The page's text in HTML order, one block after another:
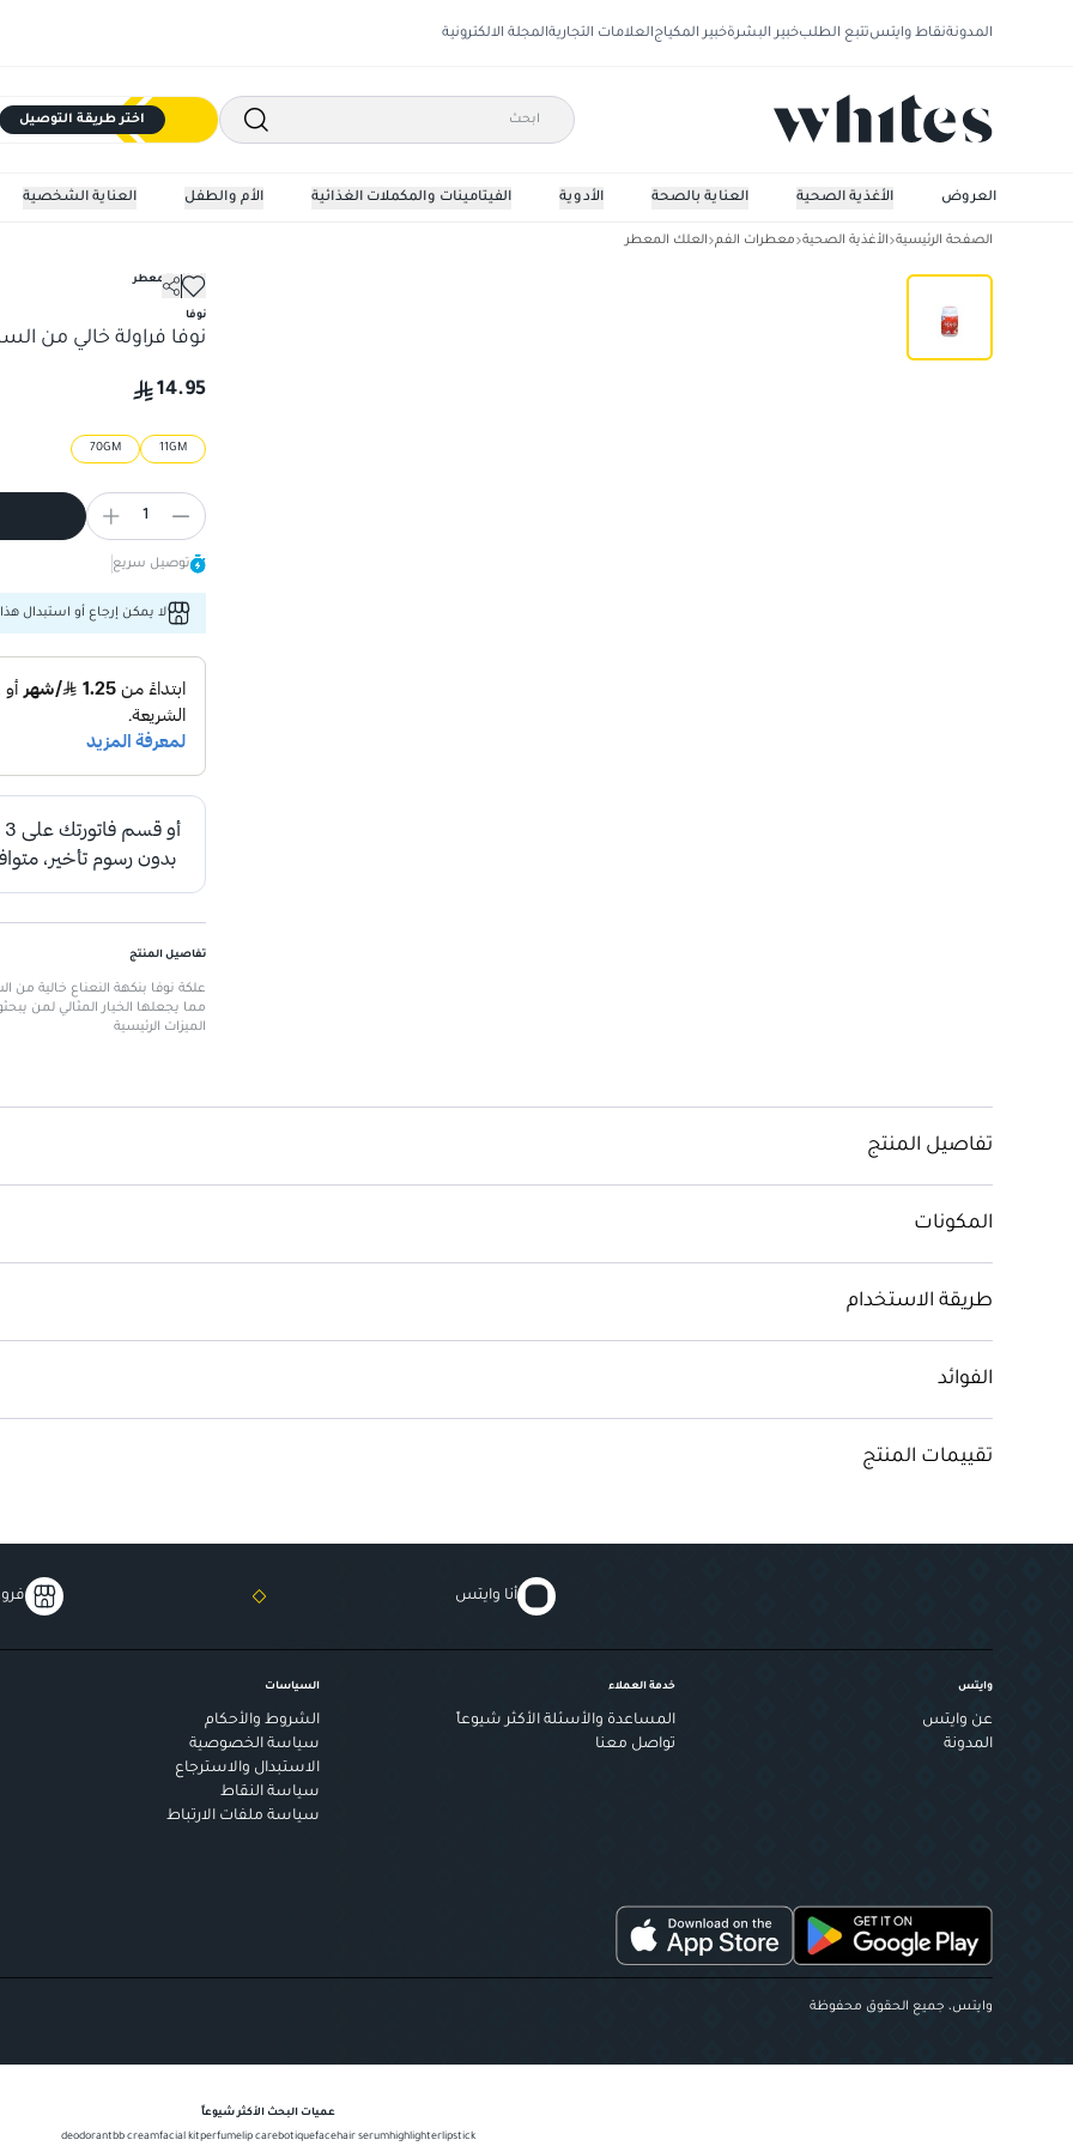
المدونةنقاط وايتستتبع الطلبخبير البشرةخبير المكياجالعلامات التجاريةالمجلة الالكترونية
اختر طريقة التوصيل
العناية الشخصية الأم والطفل الفيتامينات والمكملات الغذائية الأدوية العناية بالصحة الأغذية الصحية العروض
الصفحة الرئيسية الأغذية الصحية معطرات الفم العلك المعطر
العلك المعطر
نوفا
نوفا فراولة خالي من
14.95
11GM
70GM
1
توصيل سريع
لا يمكن إرجاع أو استبدال هذا
تفاصيل المنتج
مما يجعلها الخيار المثالي لمن
الميزات الرئيسية
عدد 50 قطعة
: مثالية للاستخدام
تفاصيل المنتج
المكونات
طريقة الاستخدام
الفوائد
تقييمات المنتج
أنا وايتس
وايتس
عن وايتس
المدونة
خدمة العملاء
المساعدة والأسئلة الأكثر شيوعاً
تواصل معنا
السياسات
الشروط والأحكام
سياسة الخصوصية
الاستبدال والاسترجاع
سياسة النقاط
سياسة ملفات الارتباط
وايتس، جميع الحقوق محفوظة
عميات البحث الأكثر شيوعاً
lipstick
highlighter
hair serum
face
botique
lip care
perfume
facial kit
bb cream
deodorant